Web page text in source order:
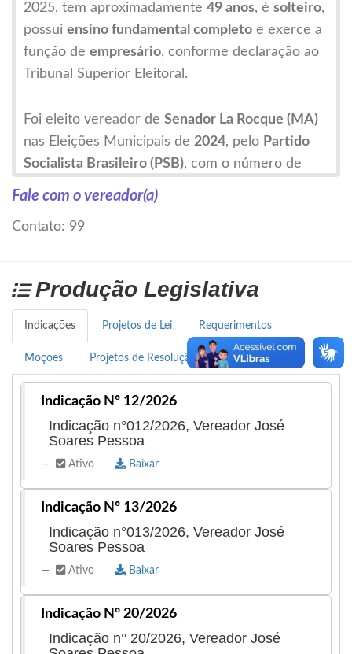
2025, tem aproximadamente 49 anos, é solteiro,
possui ensino fundamental completo e exerce a
função de empresário, conforme declaração ao
Tribunal Superior Eleitoral.
Foi eleito vereador de Senador La Rocque (MA)
nas Eleições Municipais de 2024, pelo Partido
Socialista Brasileiro (PSB), com o número de
urna
, tendo sua candidatura
votos , o que representa cerca de 5,08% dos
votos válidos.Está entre os
nove vereadores
para cumprir mandato de 2025 a 2028 na
Câmara Municipal.
José Soares Pessoa, oZé Filho
com perfil institucional e forte apoio popular,
presença constante nos espaços legislativos.
Fale com o vereador(a)
Contato: 99
Produção Legislativa
Indicações Projetos de Lei Requerimentos
Moções Projetos de Resolução
Indicação Nº 12/2026
Indicação n°012/2026, Vereador José
Soares Pessoa
Ativo Baixar
Indicação Nº 13/2026
Indicação n°013/2026, Vereador José
Soares Pessoa
Ativo Baixar
Indicação Nº 20/2026
Indicação n° 20/2026, Vereador José